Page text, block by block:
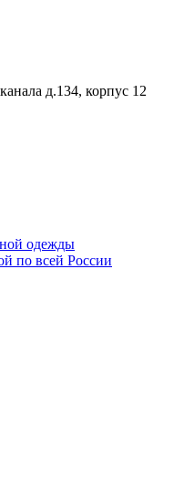
д.134, корпус 12